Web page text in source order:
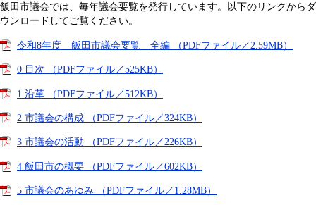
飯田市議会では、毎年議会要覧を発行しています。以下のリンクからダ
ウンロードしてご覧ください。
令和8年度 飯田市議会要覧 全編 （PDFファイル／2.59MB）
0 目次 （PDFファイル／525KB）
1 沿革 （PDFファイル／512KB）
2 市議会の構成 （PDFファイル／324KB）
3 市議会の活動 （PDFファイル／226KB）
4 飯田市の概要 （PDFファイル／602KB）
5 市議会のあゆみ （PDFファイル／1.28MB）